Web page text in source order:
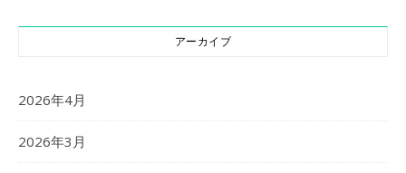
アーカイブ
2026年4月
2026年3月